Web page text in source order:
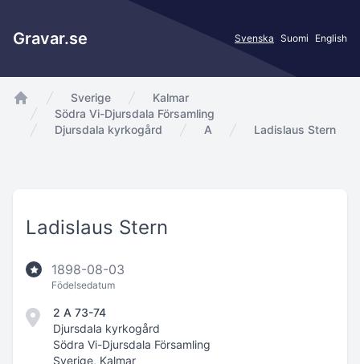
Gravar.se Svenska Suomi English
app.Start
Sverige
Kalmar
Södra Vi-Djursdala Församling
Djursdala kyrkogård
A Ladislaus Stern
Ladislaus Stern
1898-08-03
Födelsedatum
2 A 73-74
Djursdala kyrkogård
Södra Vi-Djursdala Församling
Sverige, Kalmar